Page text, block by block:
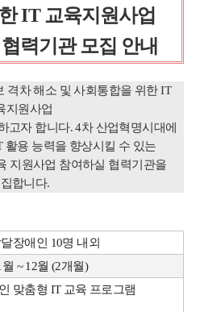
IT 교육지원사업
력기관 모집 안내
격차 해소 및 사회통합을 위한 IT
지원사업
고자 합니다. 4차 산업혁명시대에
활용 능력을 향상시킬 수 있는
지원사업 참여하실 협력기관을
합니다.
장애인 10명 내외
~ 12월 (2개월)
맞춤형 IT 교육 프로그램